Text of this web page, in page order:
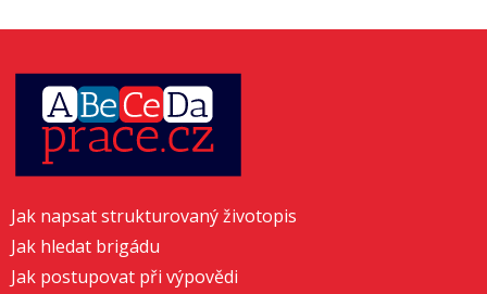
Jak napsat strukturovaný životopis
Jak hledat brigádu
Jak postupovat při výpovědi